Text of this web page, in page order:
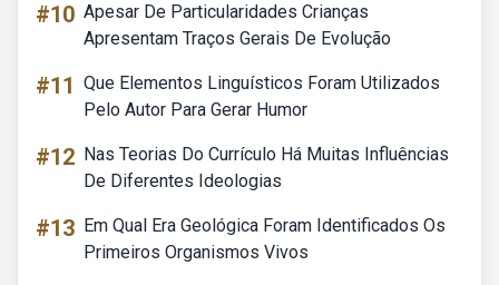
#10 Apesar De Particularidades Crianças
Apresentam Traços Gerais De Evolução
#11 Que Elementos Linguísticos Foram Utilizados
Pelo Autor Para Gerar Humor
#12 Nas Teorias Do Currículo Há Muitas Influências
De Diferentes Ideologias
#13 Em Qual Era Geológica Foram Identificados Os
Primeiros Organismos Vivos